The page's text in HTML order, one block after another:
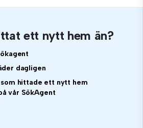
ett nytt hem än?
dagligen
som hittade ett nytt hem
vår SökAgent